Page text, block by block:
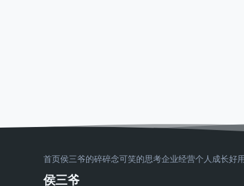
首页侯三爷的碎碎念可笑的思考企业经营个人成长好
侯三爷